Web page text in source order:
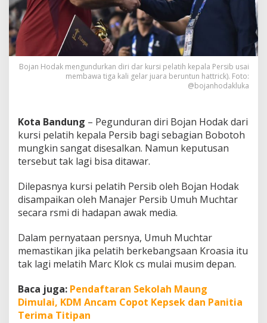
M
u
n
d
u
r
d
K
u
r
s
i
e
l
a
t
h
P
e
s
i
b
Bojan Hodak mengundurkan diri dar kursi pelatih kepala Persib usai
membawa tiga kali gelar juara beruntun hattrick). Foto:
@bojanhodakluka
Kota Bandung – Pegunduran diri Bojan Hodak dari
kursi pelatih kepala Persib bagi sebagian Bobotoh
mungkin sangat disesalkan. Namun keputusan
tersebut tak lagi bisa ditawar.
Dilepasnya kursi pelatih Persib oleh Bojan Hodak
disampaikan oleh Manajer Persib Umuh Muchtar
secara rsmi di hadapan awak media.
Dalam pernyataan persnya, Umuh Muchtar
memastikan jika pelatih berkebangsaan Kroasia itu
tak lagi melatih Marc Klok cs mulai musim depan.
Baca juga: Pendaftaran Sekolah Maung
Dimulai, KDM Ancam Copot Kepsek dan Panitia
Terima Titipan